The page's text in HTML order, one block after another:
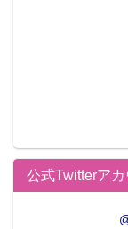
公式Twitterアカ